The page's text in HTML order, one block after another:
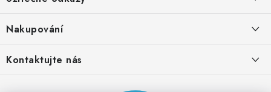
p
aObchodní podmínky
Provizní systém
Nakupování
Časté otázky
Kontaktujte nás